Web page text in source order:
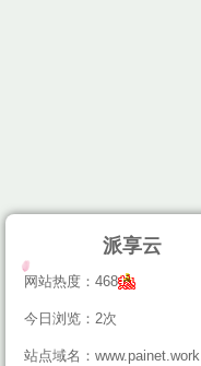
派享云
网站热度：468
今日浏览：2次
站点域名：www.painet.work